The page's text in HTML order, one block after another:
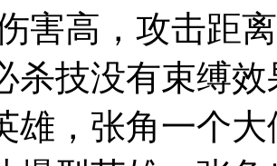
害高，攻击距
杀技没有束缚
雄，张角一个